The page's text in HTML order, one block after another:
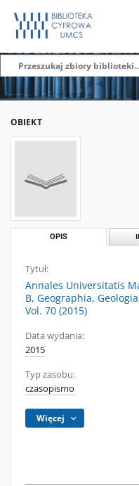
OBIEKT
OPIS
Tytuł:
Annales Universitatis
B, Geographia,
Vol. 70 (2015)
Data wydania:
2015
Typ zasobu:
czasopismo
Więcej